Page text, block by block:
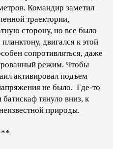
Командир заметил
траектории,
сторону, но все было
двигался к этой
сопротивляться, даже
режим. Чтобы
активировал подъем
не было. Где-то
тянуло вниз, к
природы.